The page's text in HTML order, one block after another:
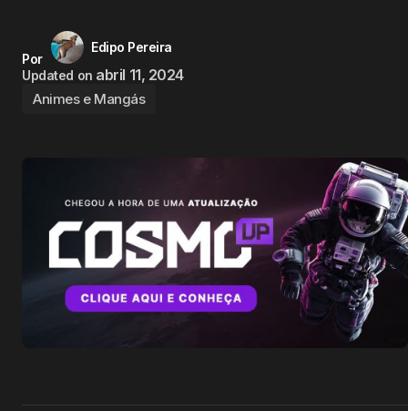
Por
Edipo Pereira
Updated on abril 11, 2024
Animes e Mangás